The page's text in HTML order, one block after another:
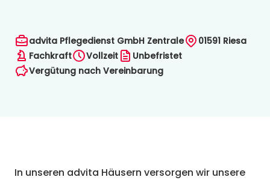
advita Pflegedienst GmbH Zentrale 01591 Riesa
Fachkraft
Vollzeit
Unbefristet
Vergütung nach Vereinbarung
In unseren advita Häusern versorgen wir unsere